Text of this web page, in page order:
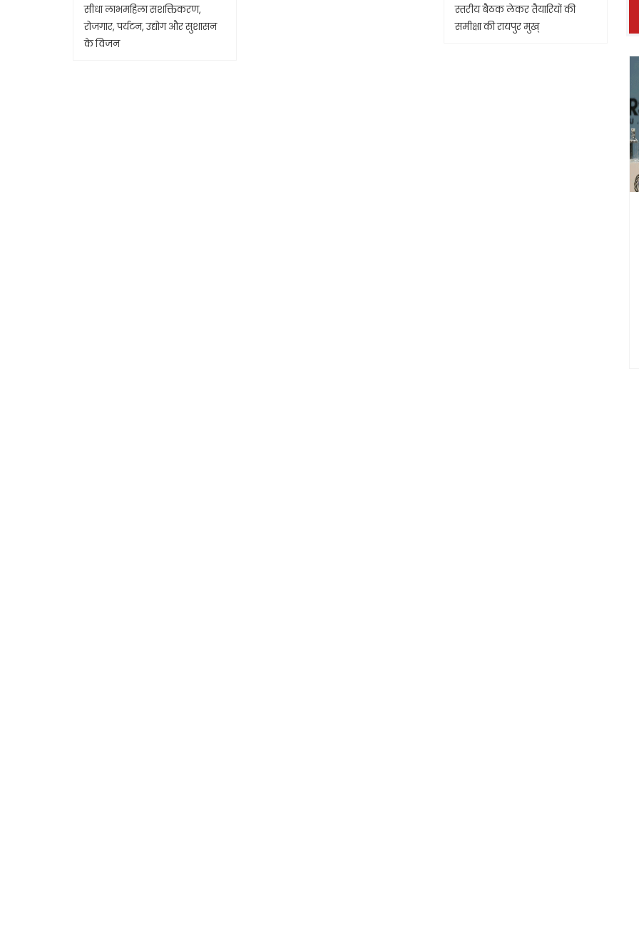
सीधा लाभमहिला सशक्तिकरण,
रोजगार, पर्यटन, उद्योग और सुशासन
के विजन
स्तरीय बैठक लेकर तैयारियों की
समीक्षा की रायपुर मुख्